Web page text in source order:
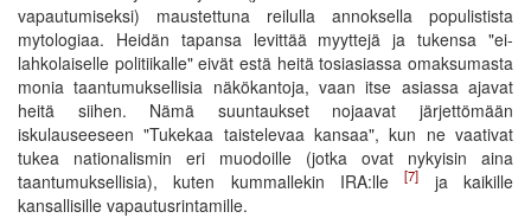
vapautumiseksi) maustettuna reilulla annoksella populistista
mytologiaa. Heidän tapansa levittää myyttejä ja tukensa "ei-
lahkolaiselle politiikalle" eivät estä heitä tosiasiassa omaksumasta
monia taantumuksellisia näkökantoja, vaan itse asiassa ajavat
heitä siihen. Nämä suuntaukset nojaavat järjettömään
iskulauseeseen "Tukekaa taistelevaa kansaa", kun ne vaativat
tukea nationalismin eri muodoille (jotka ovat nykyisin aina
taantumuksellisia), kuten kummallekin IRA:lle[7]
ja kaikille
kansallisille vapautusrintamille.